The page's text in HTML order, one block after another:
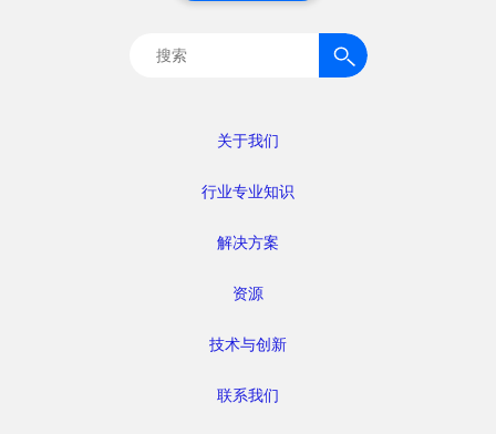
关于我们
行业专业知识
解决方案
资源
技术与创新
联系我们
搜